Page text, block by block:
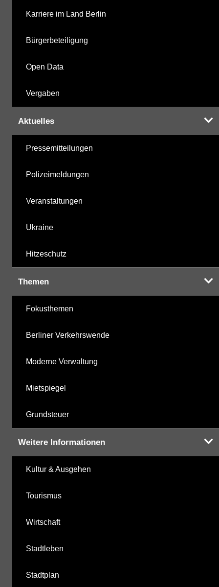
Karriere im Land Berlin
Bürgerbeteiligung
Open Data
Vergaben
Aktuelles
Pressemitteilungen
Polizeimeldungen
Veranstaltungen
Ukraine
Hitzeschutz
Themen
Fokusthemen
Berliner Verkehrswende
Moderne Verwaltung
Mietspiegel
Grundsteuer
Weitere Informationen
Kultur & Ausgehen
Tourismus
Wirtschaft
Stadtleben
Stadtplan